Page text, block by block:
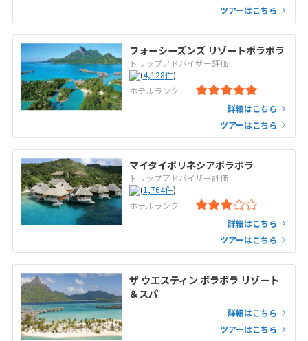
ツアーはこちら
フォーシーズンズ リゾートボラボラ
トリップアドバイザー評価
(4,128件)
ホテルランク
詳細はこちら
ツアーはこちら
マイタイポリネシアボラボラ
トリップアドバイザー評価
(1,764件)
ホテルランク
詳細はこちら
ツアーはこちら
ザ ウエスティン ボラボラ リゾート
＆スパ
詳細はこちら
ツアーはこちら